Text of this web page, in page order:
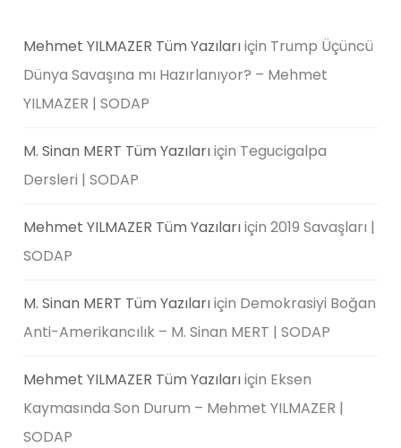
Mehmet YILMAZER Tüm Yazılarıiçin Trump Üçüncü
Dünya Savaşına mı Hazırlanıyor? – Mehmet
YILMAZER | SODAP
M. Sinan MERT Tüm Yazılarıiçin Tegucigalpa
Dersleri | SODAP
Mehmet YILMAZER Tüm Yazılarıiçin2019 Savaşları |
SODAP
M. Sinan MERT Tüm Yazılarıiçin Demokrasiyi Boğan
Anti-Amerikancılık – M. Sinan MERT | SODAP
Mehmet YILMAZER Tüm Yazılarıiçin Eksen
Kaymasında Son Durum – Mehmet YILMAZER |
SODAP